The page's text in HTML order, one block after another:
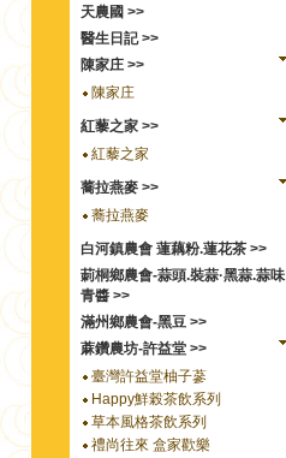
天農國 >>
醫生日記 >>
陳家庄 >>
陳家庄
紅藜之家 >>
紅藜之家
蕎拉燕麥 >>
蕎拉燕麥
白河鎮農會 蓮藕粉.蓮花茶 >>
莿桐鄉農會-蒜頭.裝蒜·黑蒜.蒜味
青醬 >>
滿州鄉農會-黑豆 >>
蔴鑽農坊-許益堂 >>
臺灣許益堂柚子蔘
Happy鮮榖茶飲系列
草本風格茶飲系列
禮尚往來 盒家歡樂